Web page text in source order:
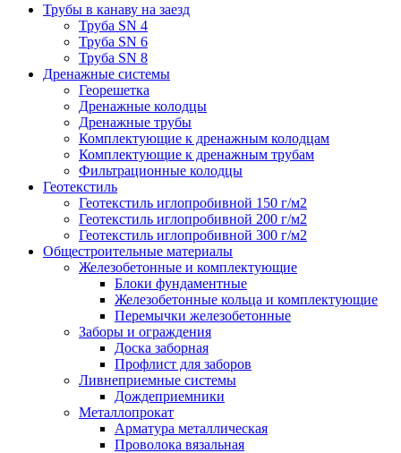
Трубы в канаву на заезд
Труба SN 4
Труба SN 6
Труба SN 8
Дренажные системы
Георешетка
Дренажные колодцы
Дренажные трубы
Комплектующие к дренажным колодцам
Комплектующие к дренажным трубам
Фильтрационные колодцы
Геотекстиль
Геотекстиль иглопробивной 150 г/м2
Геотекстиль иглопробивной 200 г/м2
Геотекстиль иглопробивной 300 г/м2
Общестроительные материалы
Железобетонные и комплектующие
Блоки фундаментные
Железобетонные кольца и комплектующие
Перемычки железобетонные
Заборы и ограждения
Доска заборная
Профлист для заборов
Ливнеприемные системы
Дождеприемники
Металлопрокат
Арматура металлическая
Проволока вязальная